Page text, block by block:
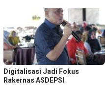
Digitalisasi Jadi Fokus
Rakernas ASDEPSI